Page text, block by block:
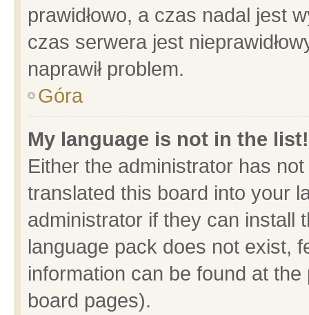
prawidłowo, a czas nadal jest
czas serwera jest
naprawił problem.
Góra
My language is not in the list!
Either the administrator has
translated this board into your
administrator if they can install
language pack does not exist,
information can be found at
board pages).